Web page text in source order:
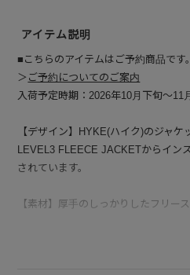
アイテム説明
■こちらのアイテムはご予約商品です。
＞ ご予約についてのご案内
入荷予定時期：2026年10月下旬～11
【デザイン】HYKE(ハイク)のジャ
LEVEL3 FLEECE JACKETからイン
されています。
【素材】厚手のしっかりしたフリース